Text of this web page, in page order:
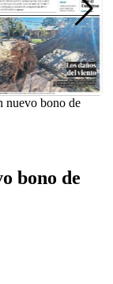
nuevo bono de
bono de